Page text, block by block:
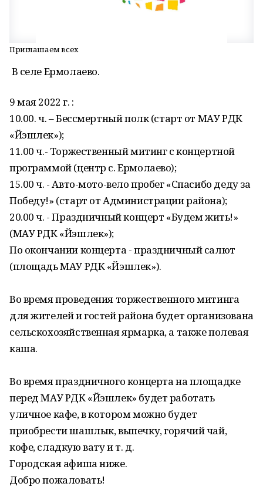
Приглашаем всех
В селе Ермолаево.
9 мая 2022 г. :
10.00. ч. – Бессмертный полк (старт от МАУ РДК
«Йэшлек»);
11.00 ч.- Торжественный митинг с концертной
программой (центр с. Ермолаево);
15.00 ч. - Авто-мото-вело пробег «Спасибо деду за
Победу!» (старт от Администрации района);
20.00 ч. - Праздничный концерт «Будем жить!»
(МАУ РДК «Йэшлек»);
По окончании концерта - праздничный салют
(площадь МАУ РДК «Йэшлек»).
Во время проведения торжественного митинга
для жителей и гостей района будет организована
сельскохозяйственная ярмарка, а также полевая
каша.
Во время праздничного концерта на площадке
перед МАУ РДК «Йэшлек» будет работать
уличное кафе, в котором можно будет
приобрести шашлык, выпечку, горячий чай,
кофе, сладкую вату и т. д.
Городская афиша ниже.
Добро пожаловать!